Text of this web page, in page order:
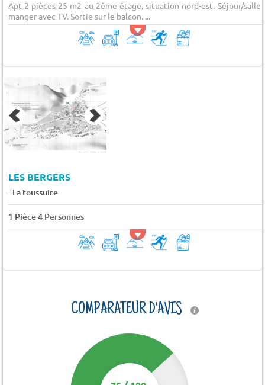
Apt 2 pièces 25 m2 au 2ème étage, situation nord-est. Séjour/salle
manger avec TV. Sortie sur le balcon. ...
LES BERGERS
- La toussuire
1 Pièce 4 Personnes
COMPARATEUR D'AVIS